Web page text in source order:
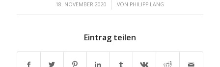
18. NOVEMBER 2020
/ VON PHILIPP LANG
Eintrag teilen